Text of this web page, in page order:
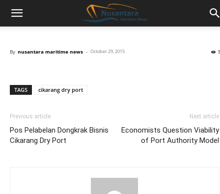
By nusantara maritime news - October 29, 2015
TAGS cikarang dry port
Previous article
Pos Pelabelan Dongkrak Bisnis
Cikarang Dry Port
Next article
Economists Question Viability
of Port Authority Model